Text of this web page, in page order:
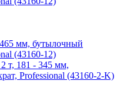
мм, бутылочный
(43160-12)